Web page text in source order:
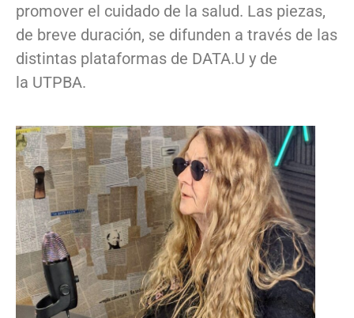
promover el cuidado de la salud. Las piezas,
de breve duración, se difunden a través de las
distintas plataformas de DATA.U y de
la UTPBA.